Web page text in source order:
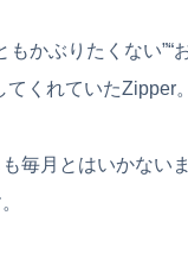
もかぶりたくない”“
てくれていたZipper。
毎月とはいかない